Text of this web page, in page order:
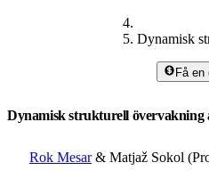
Få en
Dynamisk strukturell övervakning
Rok Mesar& Matjaž Sokol